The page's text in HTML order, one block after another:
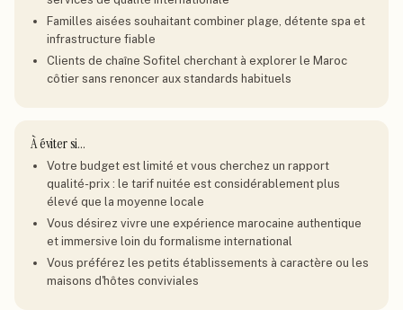
Familles aisées souhaitant combiner plage, détente spa et
infrastructure fiable
Clients de chaîne Sofitel cherchant à explorer le Maroc
côtier sans renoncer aux standards habituels
À éviter si…
Votre budget est limité et vous cherchez un rapport
qualité-prix : le tarif nuitée est considérablement plus
élevé que la moyenne locale
Vous désirez vivre une expérience marocaine authentique
et immersive loin du formalisme international
Vous préférez les petits établissements à caractère ou les
maisons d'hôtes conviviales